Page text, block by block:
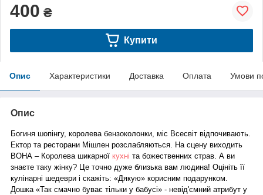
400 ₴
Купити
Опис Характеристики Доставка Оплата Умови
Опис
Богиня шопінгу, королева бензоколонки, міс Всесвіт відпочивають.
Ектор та ресторани Мішлен розслабляються. На сцену виходить
ВОНА – Королева шикарної кухні та божественних страв. А ви
знаєте таку жінку? Це точно дуже близька вам людина! Оцініть її
кулінарні шедеври і скажіть: «Дякую» корисним подарунком.
Дошка «Так смачно буває тільки у бабусі» - невід'ємний атрибут у